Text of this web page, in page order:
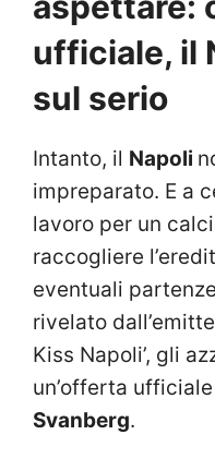
ufficiale, il
sul serio
Intanto, il Napoli
impreparato. E a
lavoro per un
raccogliere
eventuali
rivelato
Kiss Napoli’, gli
un’offerta
Svanberg.